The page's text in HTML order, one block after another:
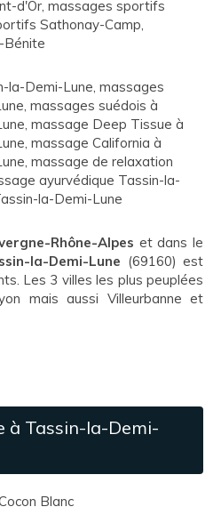
d'Or, massages sportifs
Sathonay-Camp,
Bénite
la-Demi-Lune, massages
, massages suédois à
, massage Deep Tissue à
, massage California à
, massage de relaxation
ayurvédique Tassin-la-
la-Demi-Lune
Rhône-Alpes et dans le
la-Demi-Lune (69160) est
Les 3 villes les plus peuplées
mais aussi Villeurbanne et
à Tassin-la-Demi-
Blanc